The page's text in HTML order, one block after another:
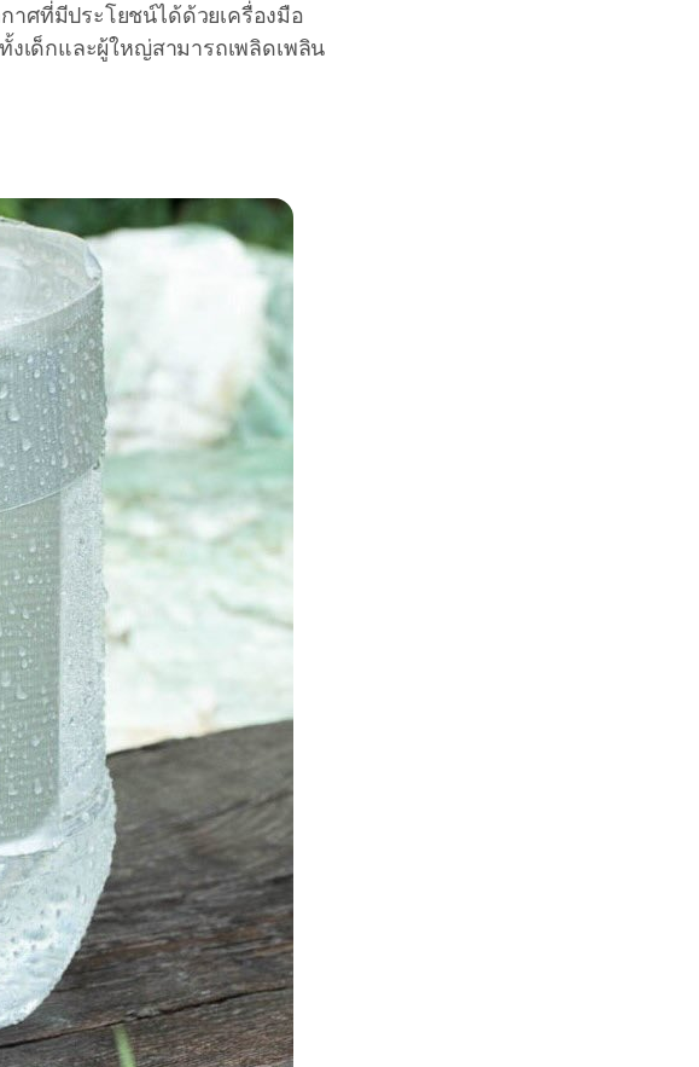
ศที่มีประโยชน์ได้ด้วยเครื่องมือ
งเด็กและผู้ใหญ่สามารถเพลิดเพลิน